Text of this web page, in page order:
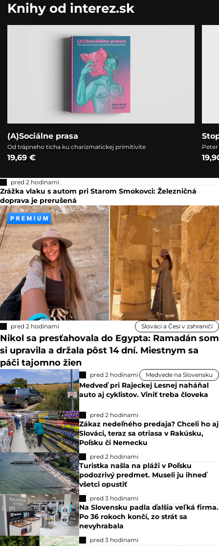
Knihy od interez.sk
(A)Sociálne prasa
Od trápneho ticha ku charizmatickej primitivite
19,69 €
pred 2 hodinami
Zrážka vlaku s autom pri Starom Smokovci: Železničná
doprava je prerušená
pred 2 hodinami Slováci a Česi v zahraničí
Nikol sa presťahovala do Egypta: Ramadán som
si upravila a držala pôst 14 dní. Miestnym sa
páči tajomno žien
pred 2 hodinami Medvede na Slovensku
Medveď pri Rajeckej Lesnej naháňal
auto aj cyklistov. Viniť treba človeka
pred 2 hodinami
Zákaz nedeľného predaja? Chceli ho aj
Slováci, teraz sa otriasa v Rakúsku,
Poľsku či Nemecku
pred 2 hodinami
Turistka našla na pláži v Poľsku
podozrivý predmet. Museli ju ihneď
všetci opustiť
pred 3 hodinami
Na Slovensku padla ďalšia veľká firma.
Po 36 rokoch končí, zo strát sa
nevyhrabala
pred 3 hodinami